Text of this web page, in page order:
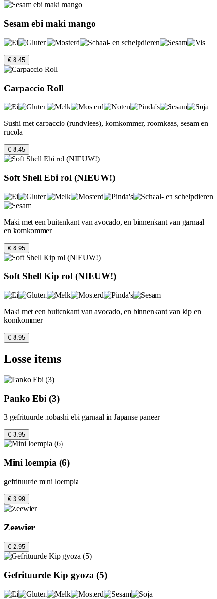
Sesam ebi maki mango
€ 8.45
Carpaccio Roll
Sushi met carpaccio (rundvlees), komkommer, roomkaas, sesam en
rucola
€ 8.45
Soft Shell Ebi rol (NIEUW!)
Maki met een buitenkant van avocado, en binnenkant van garnaal
en komkommer
€ 8.95
Soft Shell Kip rol (NIEUW!)
Maki met een buitenkant van avocado, en binnenkant van kip en
komkommer
€ 8.95
Losse items
Panko Ebi (3)
3 gefrituurde nobashi ebi garnaal in Japanse paneer
€ 3.95
Mini loempia (6)
gefrituurde mini loempia
€ 3.99
Zeewier
€ 2.95
Gefrituurde Kip gyoza (5)